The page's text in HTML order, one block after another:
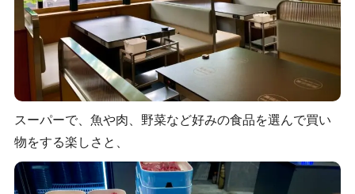
スーパーで、魚や肉、野菜など好みの食品を選んで買い
物をする楽しさと、